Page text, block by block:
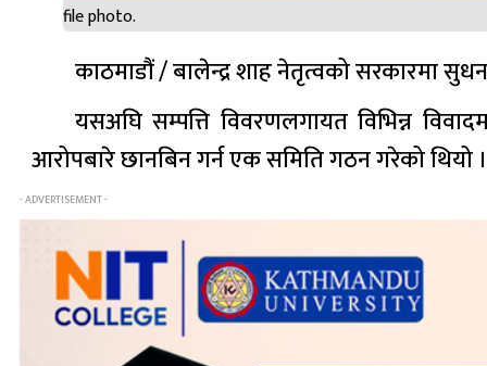
file photo.
काठमाडौं / बालेन्द्र शाह नेतृत्वको सरकारमा
यसअघि सम्पत्ति विवरणलगायत विभिन्न
आरोपबारे छानबिन गर्न एक समिति गठन गरेको थियो ।
- ADVERTISEMENT -